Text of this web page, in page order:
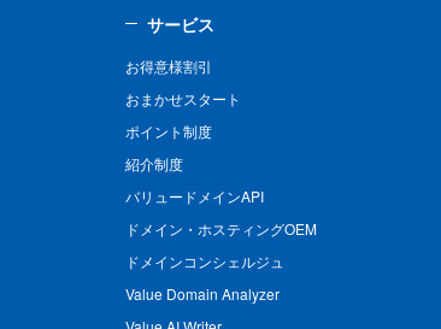
サービス
お得意様割引
おまかせスタート
ポイント制度
紹介制度
バリュードメインAPI
ドメイン・ホスティングOEM
ドメインコンシェルジュ
Value Domain Analyzer